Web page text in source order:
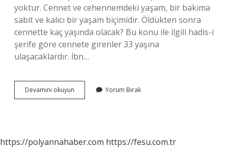
yoktur. Cennet ve cehennemdeki yaşam, bir bakıma
sabit ve kalıcı bir yaşam biçimidir. Öldükten sonra
cennette kaç yaşında olacak? Bu konu ile ilgili hadis-i
şerife göre cennete girenler 33 yaşına
ulaşacaklardır. İbn…
Devamını okuyun Cennette
Zaman
Yorum Bırak
https://polyannahaber.com https://fesu.com.tr